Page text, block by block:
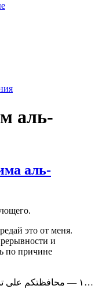
аль-
аль-
это от меня.
и
по причине
١ — محافظتكم على تميزكم العقدي والمنهجي. …